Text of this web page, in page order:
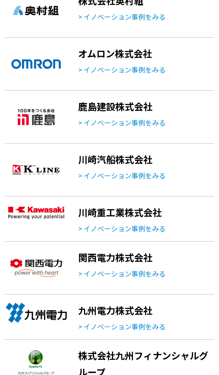
> イノベーション事例をみる
オムロン株式会社
> イノベーション事例をみる
鹿島建設株式会社
> イノベーション事例をみる
川崎汽船株式会社
> イノベーション事例をみる
川崎重工業株式会社
> イノベーション事例をみる
関西電力株式会社
> イノベーション事例をみる
九州電力株式会社
> イノベーション事例をみる
株式会社九州フィナンシャルグ
ループ